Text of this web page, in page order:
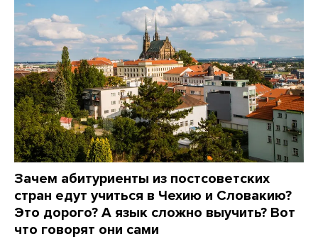
Зачем абитуриенты из постсоветских
стран едут учиться в Чехию и Словакию?
Это дорого? А язык сложно выучить? Вот
что говорят они сами